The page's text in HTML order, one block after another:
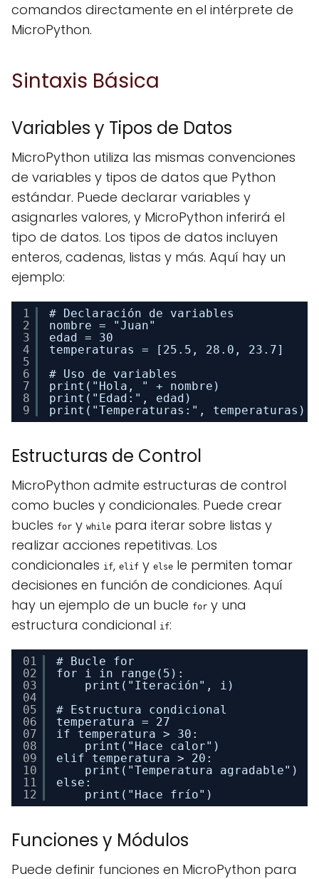
comandos directamente en el intérprete de
MicroPython.
Sintaxis Básica
Variables y Tipos de Datos
MicroPython utiliza las mismas convenciones
de variables y tipos de datos que Python
estándar. Puede declarar variables y
asignarles valores, y MicroPython inferirá el
tipo de datos. Los tipos de datos incluyen
enteros, cadenas, listas y más. Aquí hay un
ejemplo:
1
2
3
4
5
6
7
8
9
# Declaración de variables
nombre = "Juan"
edad = 30
temperaturas = [25.5, 28.0, 23.7]
# Uso de variables
print("Hola, " + nombre)
print("Edad:", edad)
print("Temperaturas:", temperaturas)
Estructuras de Control
MicroPython admite estructuras de control
como bucles y condicionales. Puede crear
bucles for y while para iterar sobre listas y
realizar acciones repetitivas. Los
condicionales if, elif y else le permiten tomar
decisiones en función de condiciones. Aquí
hay un ejemplo de un bucle for y una
estructura condicional if:
01
02
03
04
05
06
07
08
09
10
11
12
# Bucle for
for i in range(5):
print("Iteración", i)
# Estructura condicional
temperatura = 27
if temperatura > 30:
print("Hace calor")
elif temperatura > 20:
print("Temperatura agradable")
else:
print("Hace frío")
Funciones y Módulos
Puede definir funciones en MicroPython para